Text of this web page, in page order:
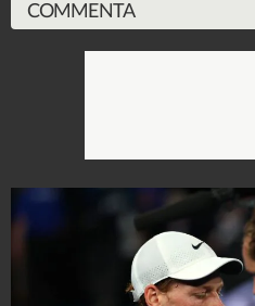
COMMENTA